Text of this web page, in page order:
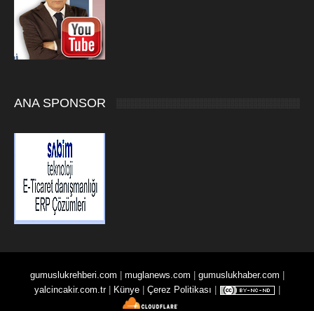
ANA SPONSOR
gumuslukrehberi.com muglanews.com gumuslukhaber.com
yalcincakir.com.tr| Künye| Çerez Politikası